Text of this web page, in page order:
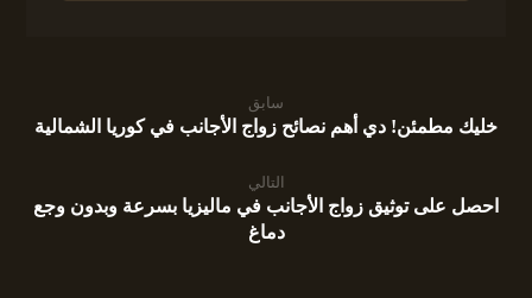
سابق
خليك مطمئن! دي أهم نصائح زواج الأجانب في كوريا الشمالية
التالي
احصل على توثيق زواج الأجانب في ماليزيا بسرعة وبدون وجع
دماغ